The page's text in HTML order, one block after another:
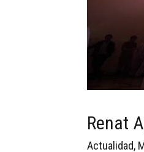
Renat
Actualidad,